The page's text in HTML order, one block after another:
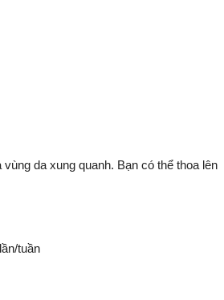
da xung quanh. Bạn có thể thoa lên
tuần